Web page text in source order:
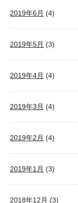
2019年6月 (4)
2019年5月 (3)
2019年4月 (4)
2019年3月 (4)
2019年2月 (4)
2019年1月 (3)
2018年12月 (3)